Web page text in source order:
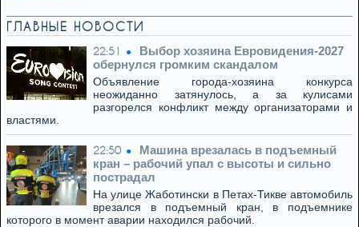
ГЛАВНЫЕ НОВОСТИ
22:51
Выбор хозяина Евровидения-2027
обернулся громким скандалом
Объявление города-хозяина конкурса
неожиданно затянулось, а за кулисами
разгорелся конфликт между организаторами и
властями.
22:50
Машина врезалась в подъемный
кран – рабочий упал с высоты и сильно
пострадал
На улице Жаботински в Петах-Тикве автомобиль
врезался в подъемный кран, в подъемнике
которого в момент аварии находился рабочий.